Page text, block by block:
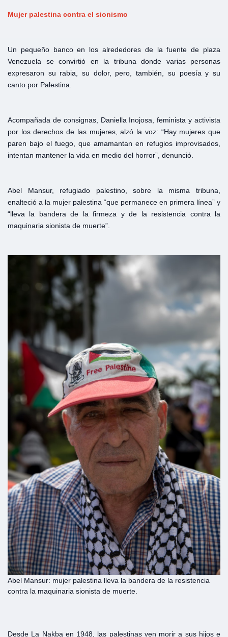
Mujer palestina contra el sionismo
Un pequeño banco en los alrededores de la fuente de plaza
Venezuela se convirtió en la tribuna donde varias personas
expresaron su rabia, su dolor, pero, también, su poesía y su
canto por Palestina.
Acompañada de consignas, Daniella Inojosa, feminista y activista
por los derechos de las mujeres, alzó la voz: “Hay mujeres que
paren bajo el fuego, que amamantan en refugios improvisados,
intentan mantener la vida en medio del horror”, denunció.
Abel Mansur, refugiado palestino, sobre la misma tribuna,
enalteció a la mujer palestina “que permanece en primera línea” y
“lleva la bandera de la firmeza y de la resistencia contra la
maquinaria sionista de muerte”.
Abel Mansur: mujer palestina lleva la bandera de la resistencia
contra la maquinaria sionista de muerte.
Desde La Nakba en 1948, las palestinas ven morir a sus hijos e